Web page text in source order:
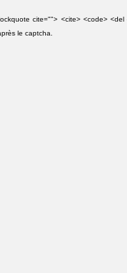
cite=""> <cite> <code> <del
le captcha.